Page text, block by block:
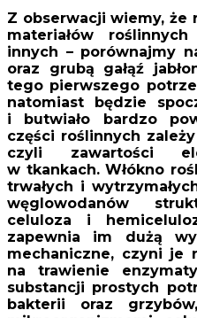
Z obserwacji wiemy, że
materiałów
innych – porównajmy
oraz grubą gałąź
tego pierwszego
natomiast będzie
i butwiało bardzo
części roślinnych
czyli zawartości
w tkankach. Włókno
trwałych i
węglowodanów
celuloza i
zapewnia im dużą
mechaniczne, czyni je
na trawienie
substancji prostych
bakterii oraz